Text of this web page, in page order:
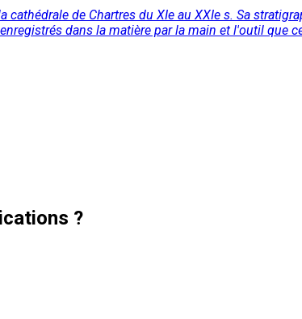
de Chartres du XIe au XXIe s. Sa
dans la matière par la main et l'outil que
?